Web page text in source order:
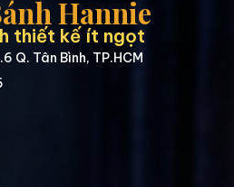
Hannie
thiết kế ít ngọt
Q. Tân Bình, TP.HCM